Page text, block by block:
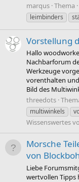
marqus Thema
leimbinders
Vorstellung
Hallo
Nachbarforum
Werkzeuge
vorenthalten
Bild des
threedots
multiwinkels
Wissenswertes
Morsche
von
Liebe
wertvollen Tipps